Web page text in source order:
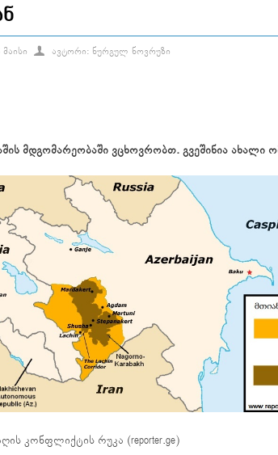
ᲐᲕᲢᲝᲠᲘ: ᲜᲣᲠᲒᲣᲚ ᲜᲝᲕᲠᲣᲖᲘ
მდგომარეობაში ვცხოვრობთ. გვეშინია ახალი
კონფლიქტის რუკა (reporter.ge)